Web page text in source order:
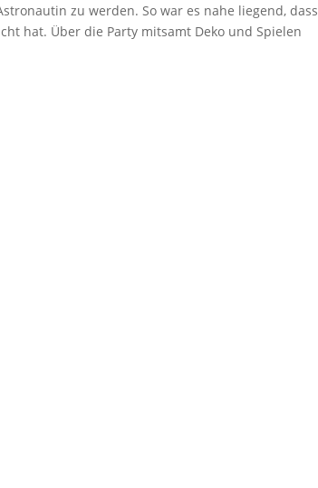
zu werden. So war es nahe liegend, dass
hat. Über die Party mitsamt Deko und Spielen